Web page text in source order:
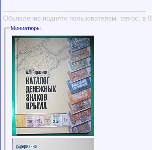
-----------------------------------------------------------------------
Объявление поднято пользователем: tenroc, в
Миниатюры